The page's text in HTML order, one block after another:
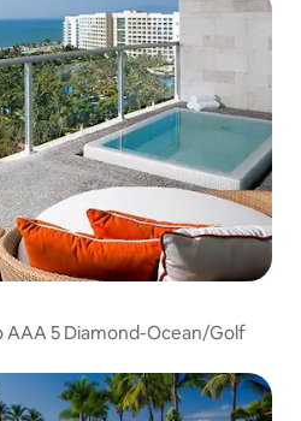
AAA 5 Diamond-Ocean/Golf